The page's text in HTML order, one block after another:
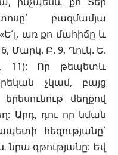
բազմամյա
առ քո մահիճը և
Մարկ. Բ. 9, Ղուկ. Ե.
11): Որ թեպետև
չկամ, բայց
մեղքով
Արդ, դու որ նման
հեզությանը`
նրա գթությանը: Եվ